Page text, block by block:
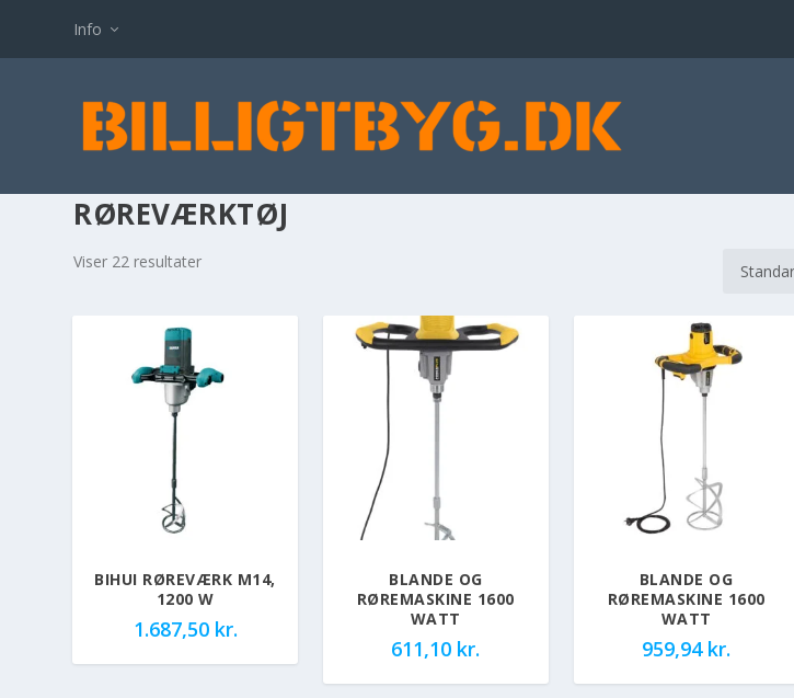
Info
RØREVÆRKTØJ
Viser 22 resultater
BIHUI RØREVÆRK M14,
1200 W
1.687,50 kr.
BLANDE OG
RØREMASKINE 1600
WATT
611,10 kr.
BLANDE OG
RØREMASKINE 1600
WATT
959,94 kr.